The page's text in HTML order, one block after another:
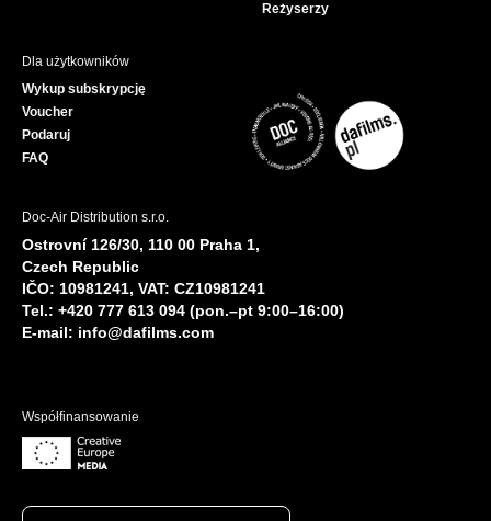
Reżyserzy
Dla użytkowników
Wykup subskrypcję
Voucher
Podaruj
FAQ
Doc-Air Distribution s.r.o.
Ostrovní 126/30, 110 00 Praha 1,
Czech Republic
IČO: 10981241, VAT: CZ10981241
Tel.: +420 777 613 094 (pon.–pt 9:00–16:00)
E-mail: info@dafilms.com
Współfinansowanie